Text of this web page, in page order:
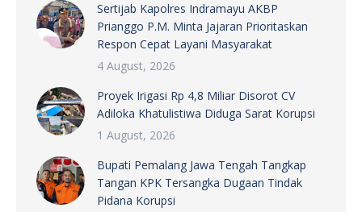
Sertijab Kapolres Indramayu AKBP
Prianggo P.M. Minta Jajaran Prioritaskan
Respon Cepat Layani Masyarakat
4 August, 2026
Proyek Irigasi Rp 4,8 Miliar Disorot CV
Adiloka Khatulistiwa Diduga Sarat Korupsi
1 August, 2026
Bupati Pemalang Jawa Tengah Tangkap
Tangan KPK Tersangka Dugaan Tindak
Pidana Korupsi